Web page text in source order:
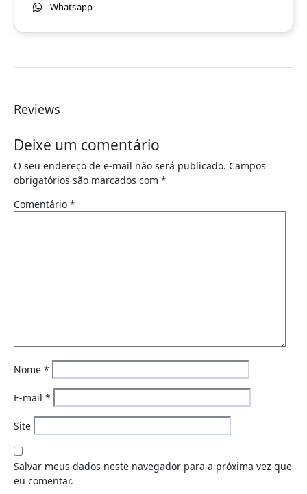
Whatsapp
Reviews
Deixe um comentário
O seu endereço de e-mail não será publicado. Campos
obrigatórios são marcados com *
Comentário *
Nome *
E-mail *
Site
Salvar meus dados neste navegador para a próxima vez que
eu comentar.